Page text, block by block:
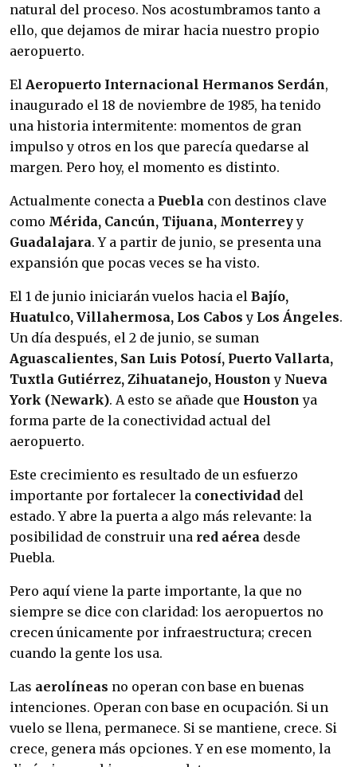
natural del proceso. Nos acostumbramos tanto a
ello, que dejamos de mirar hacia nuestro propio
aeropuerto.
El Aeropuerto Internacional Hermanos Serdán,
inaugurado el 18 de noviembre de 1985, ha tenido
una historia intermitente: momentos de gran
impulso y otros en los que parecía quedarse al
margen. Pero hoy, el momento es distinto.
Actualmente conecta a Puebla con destinos clave
como Mérida, Cancún, Tijuana, Monterreyy
Guadalajara. Y a partir de junio, se presenta una
expansión que pocas veces se ha visto.
El 1 de junio iniciarán vuelos hacia el Bajío,
Huatulco, Villahermosa, Los Cabos y Los Ángeles.
Un día después, el 2 de junio, se suman
Aguascalientes, San Luis Potosí, Puerto Vallarta,
Tuxtla Gutiérrez, Zihuatanejo, Houston y Nueva
York (Newark). A esto se añade que Houston ya
forma parte de la conectividad actual del
aeropuerto.
Este crecimiento es resultado de un esfuerzo
importante por fortalecer la conectividad del
estado. Y abre la puerta a algo más relevante: la
posibilidad de construir una red aérea desde
Puebla.
Pero aquí viene la parte importante, la que no
siempre se dice con claridad: los aeropuertos no
crecen únicamente por infraestructura; crecen
cuando la gente los usa.
Las aerolíneas no operan con base en buenas
intenciones. Operan con base en ocupación. Si un
vuelo se llena, permanece. Si se mantiene, crece. Si
crece, genera más opciones. Y en ese momento, la